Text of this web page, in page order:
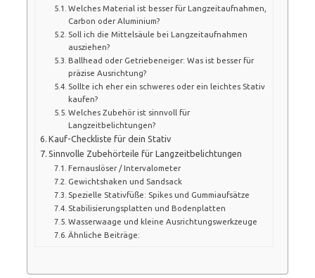
Welches Material ist besser für Langzeitaufnahmen,
Carbon oder Aluminium?
Soll ich die Mittelsäule bei Langzeitaufnahmen
ausziehen?
Ballhead oder Getriebeneiger: Was ist besser für
präzise Ausrichtung?
Sollte ich eher ein schweres oder ein leichtes Stativ
kaufen?
Welches Zubehör ist sinnvoll für
Langzeitbelichtungen?
Kauf-Checkliste für dein Stativ
Sinnvolle Zubehörteile für Langzeitbelichtungen
Fernauslöser / Intervalometer
Gewichtshaken und Sandsack
Spezielle Stativfüße: Spikes und Gummiaufsätze
Stabilisierungsplatten und Bodenplatten
Wasserwaage und kleine Ausrichtungswerkzeuge
Ähnliche Beiträge: